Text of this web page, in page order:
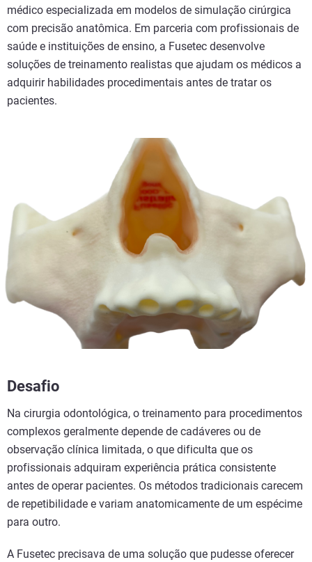
médico especializada em modelos de simulação cirúrgica
com precisão anatômica. Em parceria com profissionais de
saúde e instituições de ensino, a Fusetec desenvolve
soluções de treinamento realistas que ajudam os médicos a
adquirir habilidades procedimentais antes de tratar os
pacientes.
Desafio
Na cirurgia odontológica, o treinamento para procedimentos
complexos geralmente depende de cadáveres ou de
observação clínica limitada, o que dificulta que os
profissionais adquiram experiência prática consistente
antes de operar pacientes. Os métodos tradicionais carecem
de repetibilidade e variam anatomicamente de um espécime
para outro.
A Fusetec precisava de uma solução que pudesse oferecer